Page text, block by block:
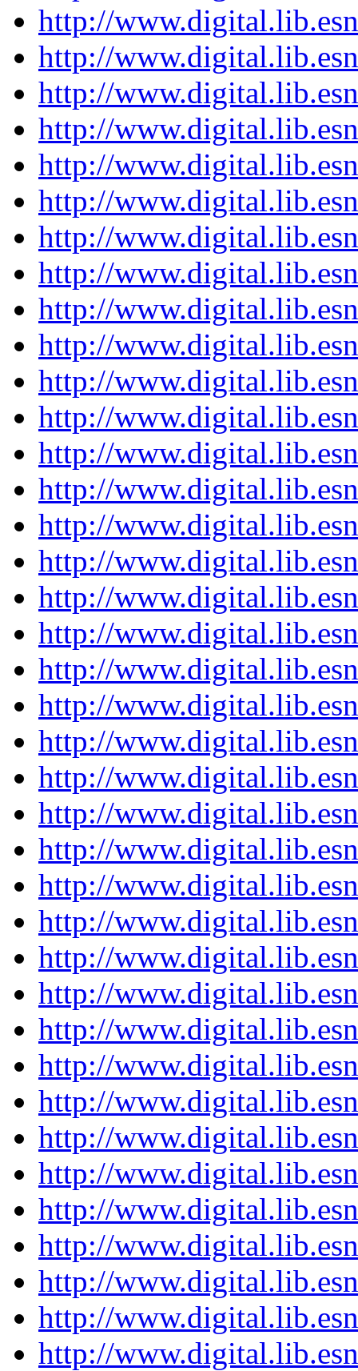
http://
http://
http://
http://
http://
http://
http://
http://
http://
http://
http://
http://
http://
http://
http://
http://
http://
http://
http://
http://
http://
http://
http://
http://
http://
http://
http://
http://
http://
http://
http://
http://
http://
http://
http://
http://
http://
http://